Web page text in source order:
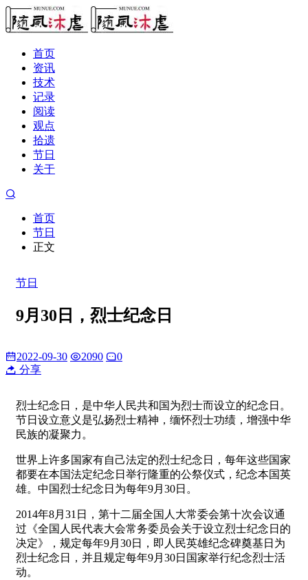
首页
资讯
技术
记录
阅读
观点
拾遗
节日
关于
首页
节日
正文
节日
9月30日，烈士纪念日
2022-09-30 2090
0
分享
烈士纪念日，是中华人民共和国为烈士而设立的纪念日。
节日设立意义是弘扬烈士精神，缅怀烈士功绩，增强中华
民族的凝聚力。
世界上许多国家有自己法定的烈士纪念日，每年这些国家
都要在本国法定纪念日举行隆重的公祭仪式，纪念本国英
雄。中国烈士纪念日为每年9月30日。
2014年8月31日，第十二届全国人大常委会第十次会议通
过《全国人民代表大会常务委员会关于设立烈士纪念日的
决定》，规定每年9月30日，即人民英雄纪念碑奠基日为
烈士纪念日，并且规定每年9月30日国家举行纪念烈士活
动。